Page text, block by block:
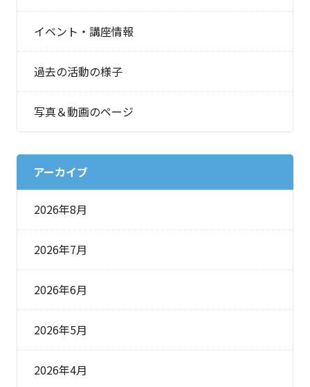
イベント・講座情報
過去の活動の様子
写真＆動画のページ
アーカイブ
2026年8月
2026年7月
2026年6月
2026年5月
2026年4月